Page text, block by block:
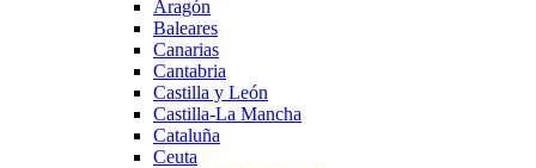
Aragón
Baleares
Canarias
Cantabria
Castilla y León
Castilla-La Mancha
Cataluña
Ceuta